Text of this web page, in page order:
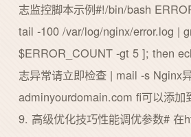
志监控脚本示例#!/bin/bash
tail -100 /var/log/nginx/error.log |
$ERROR_COUNT -gt 5 ]; then
志异常请立即检查 | mail -s Nginx
adminyourdomain.com fi可以添加
9. 高级优化技巧性能调优参数# 在